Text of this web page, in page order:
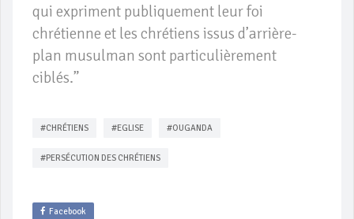
qui expriment publiquement leur foi
chrétienne et les chrétiens issus d’arrière-
plan musulman sont particulièrement
ciblés.”
#CHRÉTIENS #EGLISE #OUGANDA
#PERSÉCUTION DES CHRÉTIENS
Facebook